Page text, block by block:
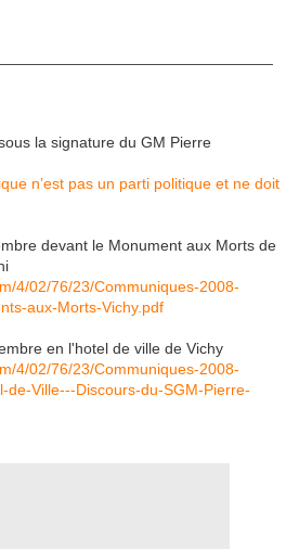
la signature du GM Pierre
n’est pas un parti politique et ne doit
devant le Monument aux Morts de
4/02/76/23/Communiques-2008-
aux-Morts-Vichy.pdf
en l'hotel de ville de Vichy
4/02/76/23/Communiques-2008-
de-Ville---Discours-du-SGM-Pierre-